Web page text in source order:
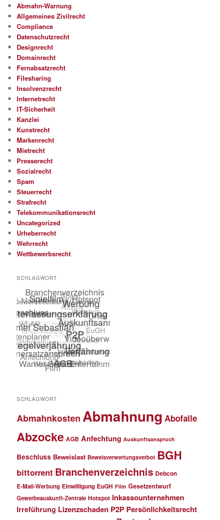
Abmahn-Warnung
Allgemeines Zivilrecht
Compliance
Datenschutzrecht
Designrecht
Domainrecht
Fernabsatzrecht
Filesharing
Insolvenzrecht
Internetrecht
IT-Sicherheit
Kanzlei
Kunstrecht
Markenrecht
Mietrecht
Presserecht
Sozialrecht
Spam
Steuerrecht
Strafrecht
Telekommunikationsrecht
Uncategorized
Urheberrecht
Wehrrecht
Wettbewerbsrecht
SCHLAGWORT
SCHLAGWORT
Abmahnkosten Abmahnung Abofalle
Abzocke AGB Anfechtung Auskunftsanspruch
Beschluss Beweislast Beweisverwertungsverbot BGH
bittorrent Branchenverzeichnis Debcon
E-Mail-Werbung Einwilligung EuGH Film Gesetzentwurf
Gewerbeauskunft-Zentrale Hotspot Inkassounternehmen
Irreführung Lizenzschaden P2P Persönlichkeitsrecht